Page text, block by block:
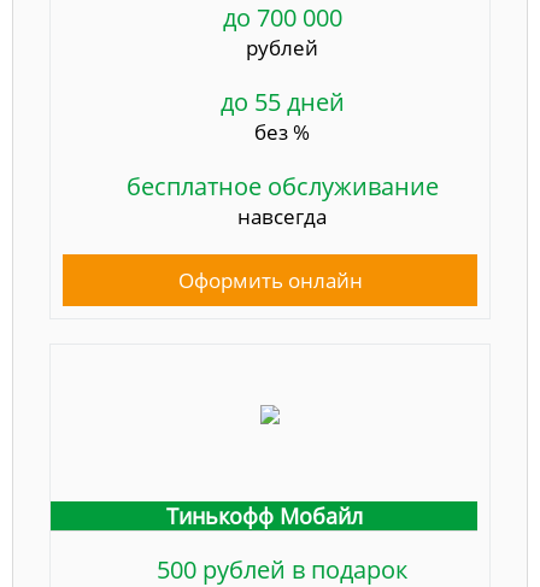
до 700 000
рублей
до 55 дней
без %
бесплатное обслуживание
навсегда
Оформить онлайн
Тинькофф Мобайл
500 рублей в подарок